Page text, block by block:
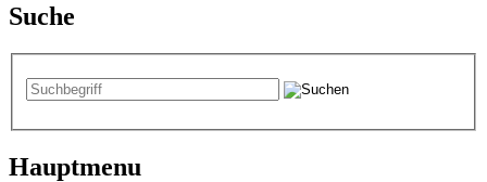
Suche
Hauptmenu